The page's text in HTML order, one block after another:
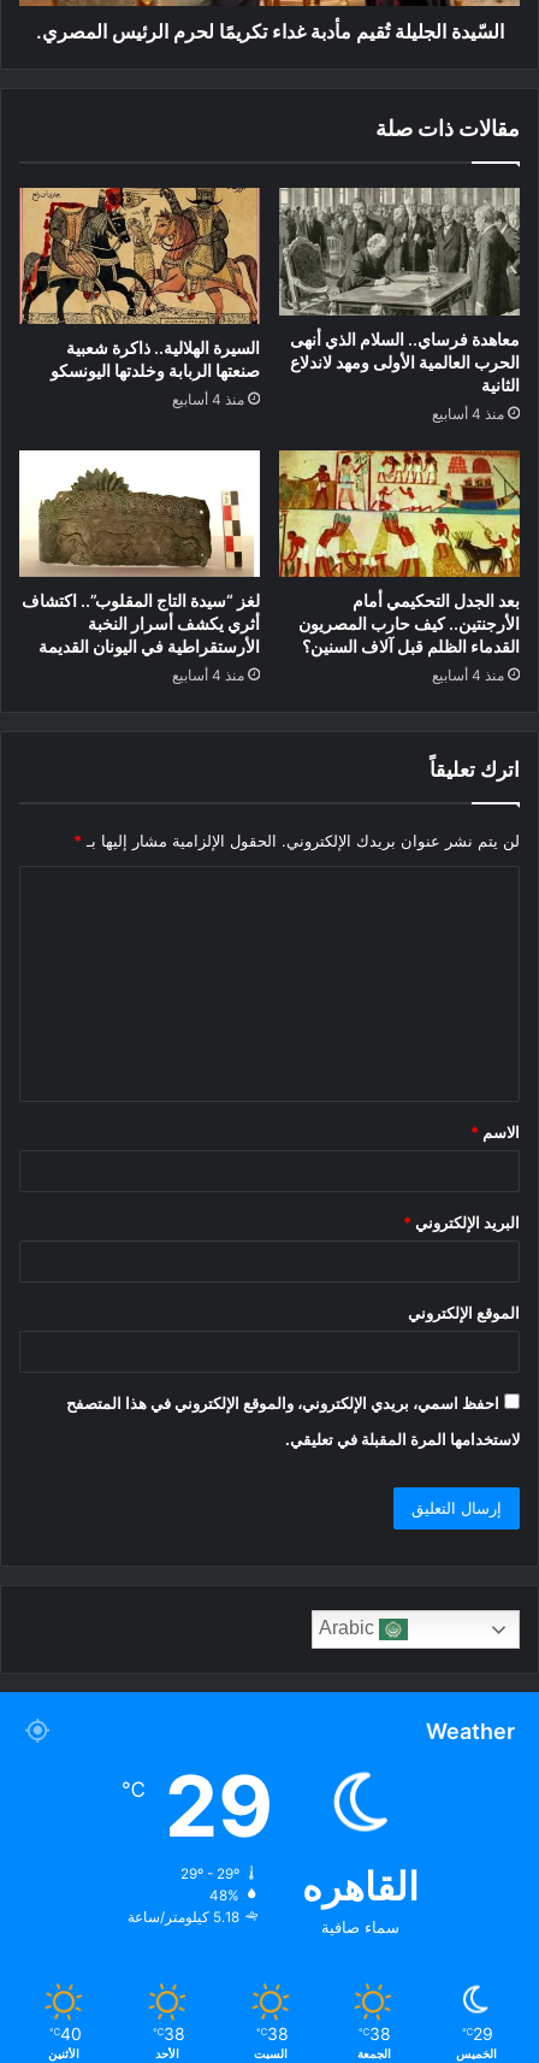
السّيدة الجليلة تُقيم مأدبة غداء تكريمًا لحرم الرئيس المصري.
مقالات ذات صلة
معاهدة فرساي.. السلام الذي أنهى
الحرب العالمية الأولى ومهد لاندلاع
الثانية
منذ 4 أسابيع
السيرة الهلالية.. ذاكرة شعبية
صنعتها الربابة وخلدتها اليونسكو
منذ 4 أسابيع
بعد الجدل التحكيمي أمام
الأرجنتين.. كيف حارب المصريون
القدماء الظلم قبل آلاف السنين؟
منذ 4 أسابيع
لغز “سيدة التاج المقلوب”.. اكتشاف
أثري يكشف أسرار النخبة
الأرستقراطية في اليونان القديمة
منذ 4 أسابيع
اترك تعليقاً
لن يتم نشر عنوان بريدك الإلكتروني. الحقول الإلزامية مشار إليها بـ *
*
الاسم *
البريد الإلكتروني *
الموقع الإلكتروني
احفظ اسمي، بريدي الإلكتروني، والموقع الإلكتروني في هذا المتصفح
لاستخدامها المرة المقبلة في تعليقي.
Weather
القاهره
سماء صافية
29
℃
29º - 29º
48%
5.18 كيلومتر/ساعة
29
℃
الخميس
38
℃
الجمعة
38
℃
السبت
38
℃
الأحد
40
℃
الأثنين